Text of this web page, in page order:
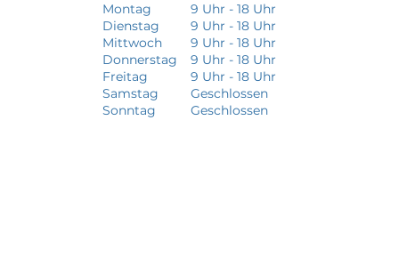
Montag
Dienstag
Mittwoch
Donnerstag
Freitag
Samstag
Sonntag
9 Uhr - 18 Uhr
9 Uhr - 18 Uhr
9 Uhr - 18 Uhr
9 Uhr - 18 Uhr
9 Uhr - 18 Uhr
Geschlossen
Geschlossen